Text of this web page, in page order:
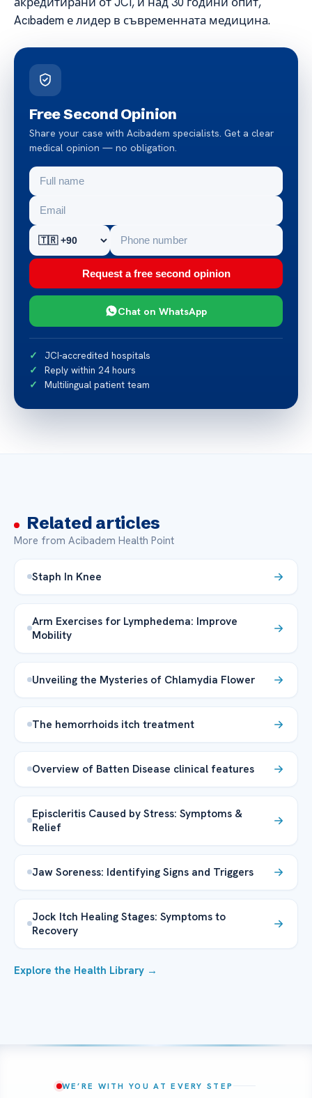
Acıbadem е лидер в съвременната медицина.
Free Second Opinion
Share your case with Acibadem specialists. Get a clear
medical opinion — no obligation.
Request a free second opinion
Chat on WhatsApp
JCI-accredited hospitals
Reply within 24 hours
Multilingual patient team
Related articles
More from Acibadem Health Point
Staph In Knee
Arm Exercises for Lymphedema: Improve
Mobility
Unveiling the Mysteries of Chlamydia Flower
The hemorrhoids itch treatment
Overview of Batten Disease clinical features
Episcleritis Caused by Stress: Symptoms &
Relief
Jaw Soreness: Identifying Signs and Triggers
Jock Itch Healing Stages: Symptoms to
Recovery
Explore the Health Library →
WE’RE WITH YOU AT EVERY STEP